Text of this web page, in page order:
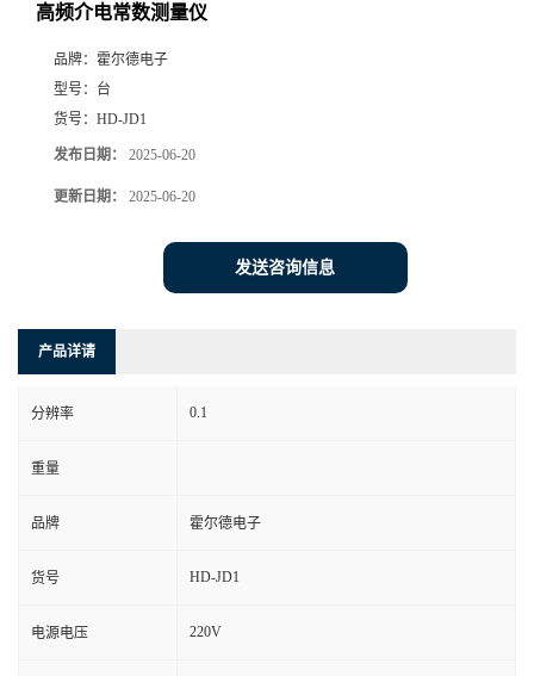
高频介电常数测量仪
品牌： 霍尔德电子
型号： 台
货号： HD-JD1
发布日期： 2025-06-20
更新日期： 2025-06-20
发送咨询信息
产品详请
分辨率 0.1
重量
品牌 霍尔德电子
货号 HD-JD1
电源电压 220V